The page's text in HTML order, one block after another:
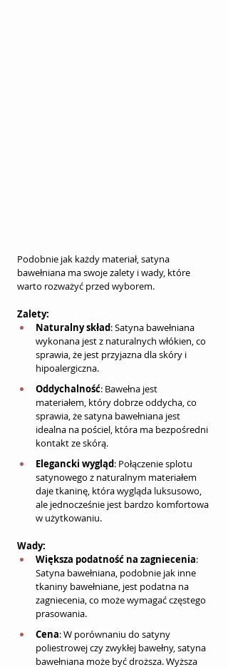
Podobnie jak każdy materiał, satyna
bawełniana ma swoje zalety i wady, które
warto rozważyć przed wyborem.
Zalety:
Naturalny skład: Satyna bawełniana
wykonana jest z naturalnych włókien, co
sprawia, że jest przyjazna dla skóry i
hipoalergiczna.
Oddychalność: Bawełna jest
materiałem, który dobrze oddycha, co
sprawia, że satyna bawełniana jest
idealna na pościel, która ma bezpośredni
kontakt ze skórą.
Elegancki wygląd: Połączenie splotu
satynowego z naturalnym materiałem
daje tkaninę, która wygląda luksusowo,
ale jednocześnie jest bardzo komfortowa
w użytkowaniu.
Wady:
Większa podatność na zagniecenia:
Satyna bawełniana, podobnie jak inne
tkaniny bawełniane, jest podatna na
zagniecenia, co może wymagać częstego
prasowania.
Cena: W porównaniu do satyny
poliestrowej czy zwykłej bawełny, satyna
bawełniana może być droższa. Wyższa